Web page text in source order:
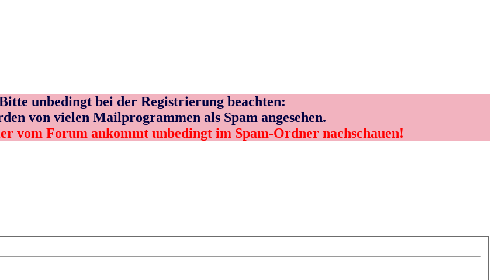
unbedingt bei der Registrierung beachten:
von vielen Mailprogrammen als Spam angesehen.
vom Forum ankommt unbedingt im Spam-Ordner nachschauen!